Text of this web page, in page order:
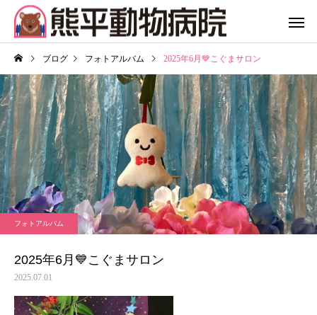
ブログ フォトアルバム 2025年6月💙こぐまサロン
フォトアルバム
2025年6月💙こぐまサロン
2025.07.01